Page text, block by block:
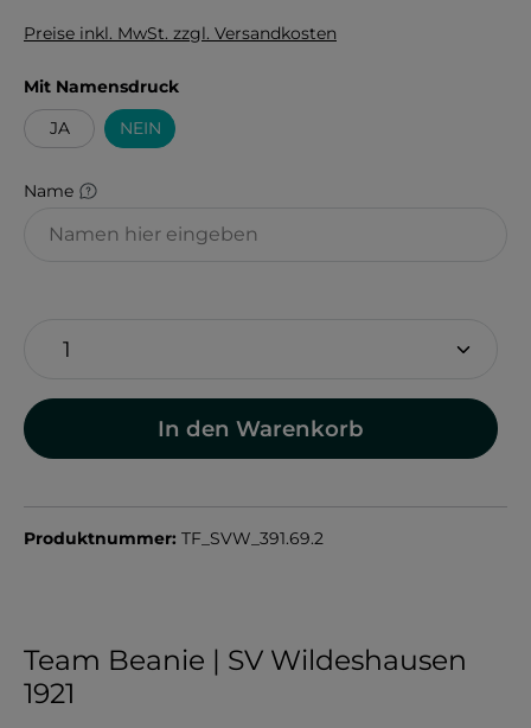
Preise inkl. MwSt. zzgl. Versandkosten
Mit Namensdruckauswählen
JA
NEIN
Name
In den Warenkorb
Produktnummer: TF_SVW_391.69.2
Team Beanie | SV Wildeshausen
1921